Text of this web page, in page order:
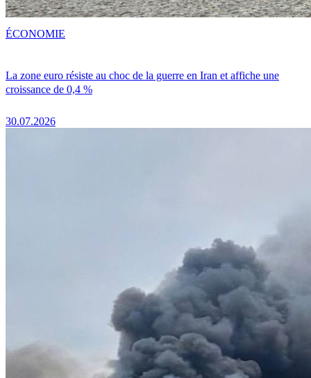
La zone euro résiste au choc de la guerre en Iran et affiche une
croissance de 0,4 %
30.07.2026
ÉCONOMIE